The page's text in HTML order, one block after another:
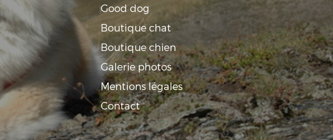
Good dog
Boutique chat
Boutique chien
Galerie photos
Mentions légales
Contact